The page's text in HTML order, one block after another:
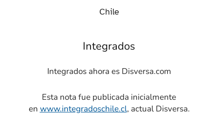
Integrados
Integrados ahora es Disversa.com
Esta nota fue publicada inicialmente
en www.integradoschile.cl, actual Disversa.